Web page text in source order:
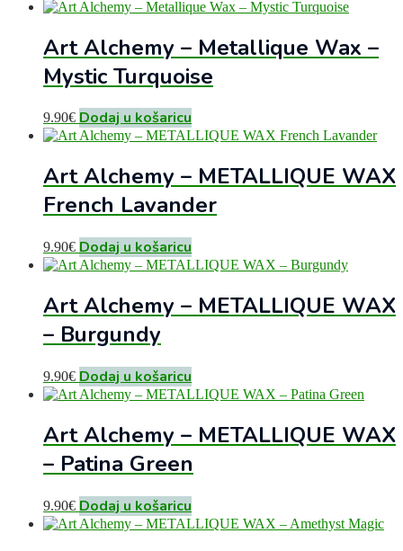
Art Alchemy – Metallique Wax –
Mystic Turquoise
9.90€ Dodaj u košaricu
Art Alchemy – METALLIQUE WAX
French Lavander
9.90€ Dodaj u košaricu
Art Alchemy – METALLIQUE WAX
– Burgundy
9.90€ Dodaj u košaricu
Art Alchemy – METALLIQUE WAX
– Patina Green
9.90€ Dodaj u košaricu